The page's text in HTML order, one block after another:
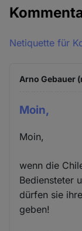
Netiquette für
Arno Gebauer
Moin,
Moin,
wenn die
Bediensteter
dürfen sie
geben!